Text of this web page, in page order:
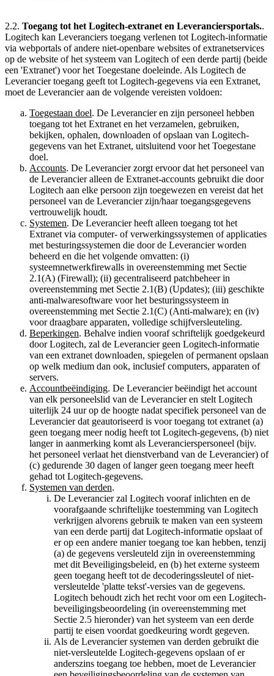
2.2. Toegang tot het Logitech-extranet en Leveranciersportals..
Logitech kan Leveranciers toegang verlenen tot Logitech-informatie
via webportals of andere niet-openbare websites of extranetservices
op de website of het systeem van Logitech of een derde partij (beide
een 'Extranet') voor het Toegestane doeleinde. Als Logitech de
Leverancier toegang geeft tot Logitech-gegevens via een Extranet,
moet de Leverancier aan de volgende vereisten voldoen:
Toegestaan doel. De Leverancier en zijn personeel hebben
toegang tot het Extranet en het verzamelen, gebruiken,
bekijken, ophalen, downloaden of opslaan van Logitech-
gegevens van het Extranet, uitsluitend voor het Toegestane
doel.
Accounts. De Leverancier zorgt ervoor dat het personeel van
de Leverancier alleen de Extranet-accounts gebruikt die door
Logitech aan elke persoon zijn toegewezen en vereist dat het
personeel van de Leverancier zijn/haar toegangsgegevens
vertrouwelijk houdt.
Systemen. De Leverancier heeft alleen toegang tot het
Extranet via computer- of verwerkingssystemen of applicaties
met besturingssystemen die door de Leverancier worden
beheerd en die het volgende omvatten: (i)
systeemnetwerkfirewalls in overeenstemming met Sectie
2.1(A) (Firewall); (ii) gecentraliseerd patchbeheer in
overeenstemming met Sectie 2.1(B) (Updates); (iii) geschikte
anti-malwaresoftware voor het besturingssysteem in
overeenstemming met Sectie 2.1(C) (Anti-malware); en (iv)
voor draagbare apparaten, volledige schijfversleuteling.
Beperkingen. Behalve indien vooraf schriftelijk goedgekeurd
door Logitech, zal de Leverancier geen Logitech-informatie
van een extranet downloaden, spiegelen of permanent opslaan
op welk medium dan ook, inclusief computers, apparaten of
servers.
Accountbeëindiging. De Leverancier beëindigt het account
van elk personeelslid van de Leverancier en stelt Logitech
uiterlijk 24 uur op de hoogte nadat specifiek personeel van de
Leverancier dat geautoriseerd is voor toegang tot extranet (a)
geen toegang meer nodig heeft tot Logitech-gegevens, (b) niet
langer in aanmerking komt als Leverancierspersoneel (bijv.
het personeel verlaat het dienstverband van de Leverancier) of
(c) gedurende 30 dagen of langer geen toegang meer heeft
gehad tot Logitech-gegevens.
Systemen van derden.
De Leverancier zal Logitech vooraf inlichten en de
voorafgaande schriftelijke toestemming van Logitech
verkrijgen alvorens gebruik te maken van een systeem
van een derde partij dat Logitech-informatie opslaat of
er op een andere manier toegang toe kan hebben, tenzij
(a) de gegevens versleuteld zijn in overeenstemming
met dit Beveiligingsbeleid, en (b) het externe systeem
geen toegang heeft tot de decoderingssleutel of niet-
versleutelde 'platte tekst'-versies van de gegevens.
Logitech behoudt zich het recht voor om een Logitech-
beveiligingsbeoordeling (in overeenstemming met
Sectie 2.5 hieronder) van het systeem van een derde
partij te eisen voordat goedkeuring wordt gegeven.
Als de Leverancier systemen van derden gebruikt die
niet-versleutelde Logitech-gegevens opslaan of er
anderszins toegang toe hebben, moet de Leverancier